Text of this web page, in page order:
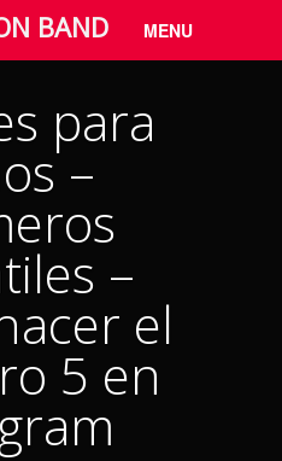
content
MENU
para
–
–
el
5 en